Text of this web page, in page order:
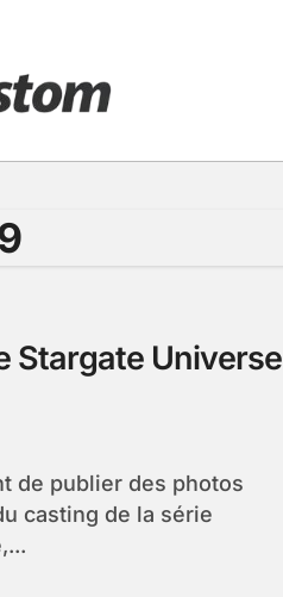
Stargate Universe
casting de la série